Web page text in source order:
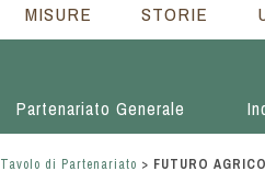
MISURE STORIE
Partenariato Generale
Tavolo di Partenariato > FUTURO